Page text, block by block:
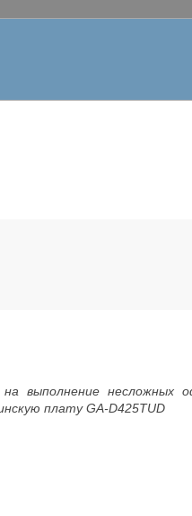
выполнение несложных
плату GA-D425TUD